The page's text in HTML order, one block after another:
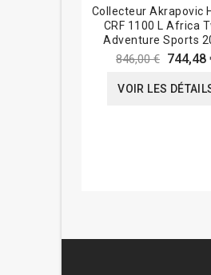
Collecteur Akrapovic
CRF 1100 L Africa
Adventure Sports
846,00 € 744,48
VOIR LES